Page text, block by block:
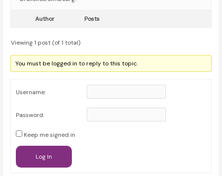
Author Posts
Viewing 1 post (of 1 total)
You must be logged in to reply to this topic.
Username:
Password:
Keep me signed in
Log In